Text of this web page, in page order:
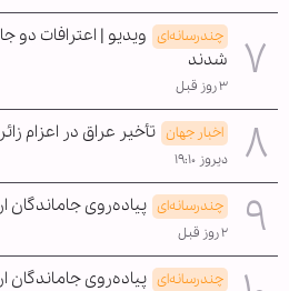
چندرسانه‌ای ویدیو | اعترافات دو
شدند
۳ روز قبل
اخبار جهان تأخیر عراق در اعزام
دیروز ۱۹:۱۰
چندرسانه‌ای پیاده‌روی جاماندگان
۲ روز قبل
چندرسانه‌ای پیاده‌روی جاماندگان